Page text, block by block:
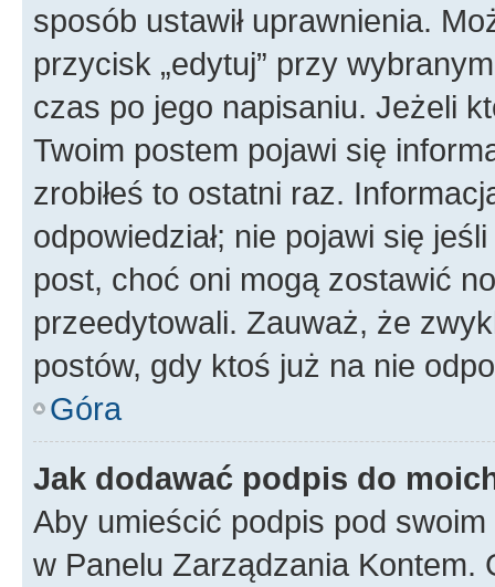
sposób ustawił uprawnienia.
przycisk „edytuj” przy
czas po jego napisaniu. Jeżeli
Twoim postem pojawi się
zrobiłeś to ostatni raz.
odpowiedział; nie pojawi się
post, choć oni mogą zostawić
przeedytowali. Zauważ, że
postów, gdy ktoś już na nie
Góra
Jak dodawać podpis do
Aby umieścić podpis pod
w Panelu Zarządzania